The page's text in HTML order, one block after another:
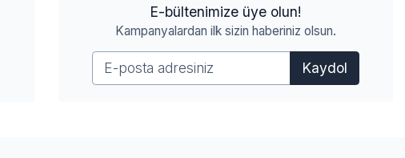
E-bültenimize üye olun!
Kampanyalardan ilk sizin haberiniz olsun.
Kaydol